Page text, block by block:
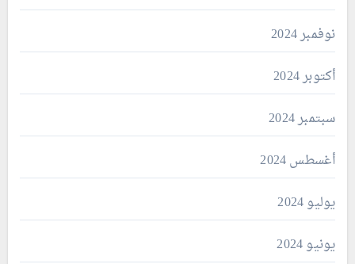
نوفمبر 2024
أكتوبر 2024
سبتمبر 2024
أغسطس 2024
يوليو 2024
يونيو 2024